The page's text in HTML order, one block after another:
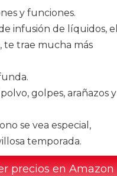
y funciones.
infusión de líquidos, el
trae mucha más
golpes, arañazos y
se vea especial,
temporada.
precios en Amazon